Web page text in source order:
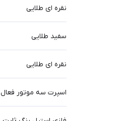
نقره ای طلایی
سفید طلایی
نقره ای طلایی
اسپرت سه موتور فعال